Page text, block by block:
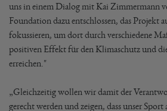
uns in einem Dialog mit Kai Zimmermann
Foundation dazu entschlossen, das Projekt
fokussieren, um dort durch verschiedene
positiven Effekt für den Klimaschutz und
erreichen."
„Gleichzeitig wollen wir damit der
gerecht werden und zeigen, dass unser Sport